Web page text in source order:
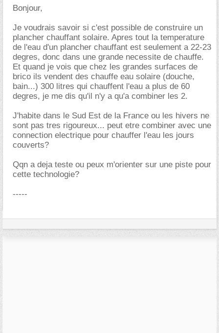
Bonjour,
Je voudrais savoir si c'est possible de construire un
plancher chauffant solaire. Apres tout la temperature
de l'eau d'un plancher chauffant est seulement a 22-23
degres, donc dans une grande necessite de chauffe.
Et quand je vois que chez les grandes surfaces de
brico ils vendent des chauffe eau solaire (douche,
bain...) 300 litres qui chauffent l'eau a plus de 60
degres, je me dis qu'il n'y a qu'a combiner les 2.
J'habite dans le Sud Est de la France ou les hivers ne
sont pas tres rigoureux... peut etre combiner avec une
connection electrique pour chauffer l'eau les jours
couverts?
Qqn a deja teste ou peux m'orienter sur une piste pour
cette technologie?
-----